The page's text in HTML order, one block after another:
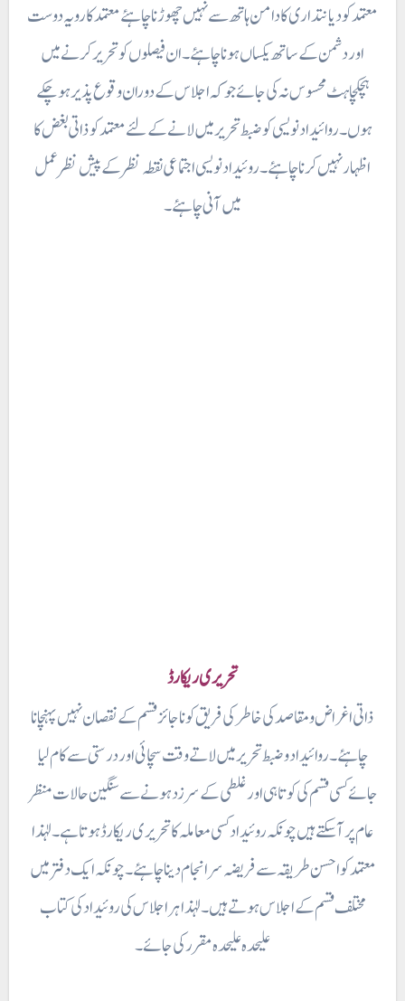
معتمد کو دیانتداری کا دامن ہاتھ سے نہیں چھوڑنا چاہئے معتمد کا رویہ دوست
اور دشمن کے ساتھ یکساں ہونا چاہئے ۔ ان فیصلوں کو تحریر کرنے میں
ہچکچاہٹ محسوس نہ کی جائے جو کہ اجلاس کے دوران وقوع پذیر ہو چکے
ہوں۔ روائیداد نویسی کو ضبط تحریر میں لانے کے لئے معتمد کو ذاتی بغض کا
اظہار نہیں کرنا چاہئے ۔ روئیداد نویسی اجتماعی نقطہ نظر کے پیش نظر عمل
میں آنی چاہئے ۔
تحریری ریکارڈ
ذاتی اغراض و مقاصد کی خاطر کی فریق کو نا جائز قسم کے نقصان نہیں پہنچانا
چاہئے ۔ روائیداد وضبط تحریرمیں لاتے وقت سچائی اور درستی سے کام لیا
جائے کسی قسم کی کوتاہی اور غلطی کے سرزد ہونے سے سنگین حالات منظر
عام پر آسکتے ہیں چونکہ روئیداد کسی معاملہ کا تحریری ریکارڈ ہوتا ہے۔ لہٰذا
معتمد کو احسن طریقہ سے فریضہ سرانجام دینا چاہئے ۔ چونکہ ایک دفترمیں
مختلف قسم کے اجلاس ہوتے ہیں ۔ لہٰذا ہر اجلاس کی روئیداد کی کتاب
علیحدہ علیحدہ مقرر کی جائے۔